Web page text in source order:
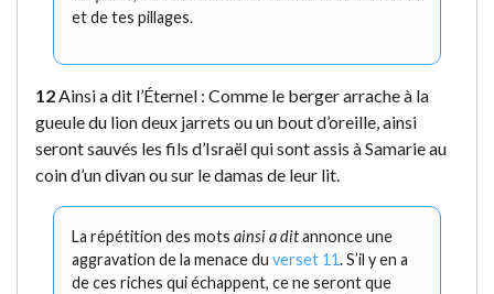
et de tes pillages.
12 Ainsi a dit l’Éternel : Comme le berger arrache à la
gueule du lion deux jarrets ou un bout d’oreille, ainsi
seront sauvés les fils d’Israël qui sont assis à Samarie au
coin d’un divan ou sur le damas de leur lit.
La répétition des mots ainsi a ditannonce une
aggravation de la menace du verset 11. S’il y en a
de ces riches qui échappent, ce ne seront que